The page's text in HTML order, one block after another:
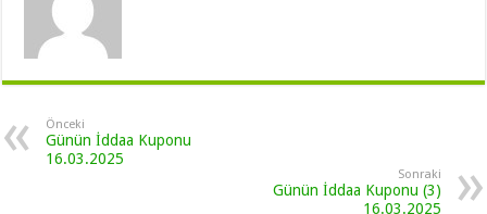
Önceki
Günün İddaa Kuponu
16.03.2025
Sonraki
Günün İddaa Kuponu (3)
16.03.2025